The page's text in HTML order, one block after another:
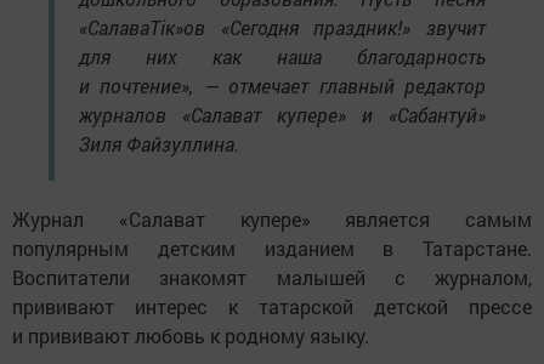
«СалаваТік»ов «Сегодня праздник!» звучит
для них как наша благодарность
и почтение», — отмечает главный редактор
журналов «Салават купере» и «Сабантуй»
Зиля Файзуллина.
Журнал «Салават купере» является самым
популярным детским изданием в Татарстане.
Воспитатели знакомят малышей с журналом,
прививают интерес к татарской детской прессе
и прививают любовь к родному языку.